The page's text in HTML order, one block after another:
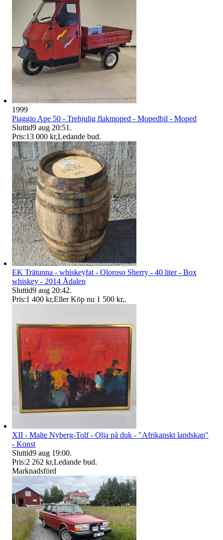
1999
Piaggio Ape 50 - Trehjulig flakmoped - Mopedbil - Moped
Sluttid9 aug 20:51 .
Pris:13 000 kr,Ledande bud.
EK Trätunna - whiskeyfat - Oloroso Sherry - 40 liter - Box
whiskey - 2014 Ådalen
Sluttid9 aug 20:42.
Pris:1 400 kr,Eller Köp nu 1 500 kr,.
XII - Malte Nyberg-Tolf - Olja på duk - "Afrikanskt landskap"
- Konst
Sluttid9 aug 19:00.
Pris:2 262 kr,Ledande bud.
Marknadsförd